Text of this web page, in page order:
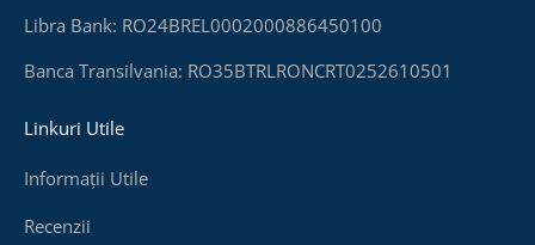
Libra Bank: RO24BREL0002000886450100
Banca Transilvania: RO35BTRLRONCRT0252610501
Linkuri Utile
Informații Utile
Recenzii